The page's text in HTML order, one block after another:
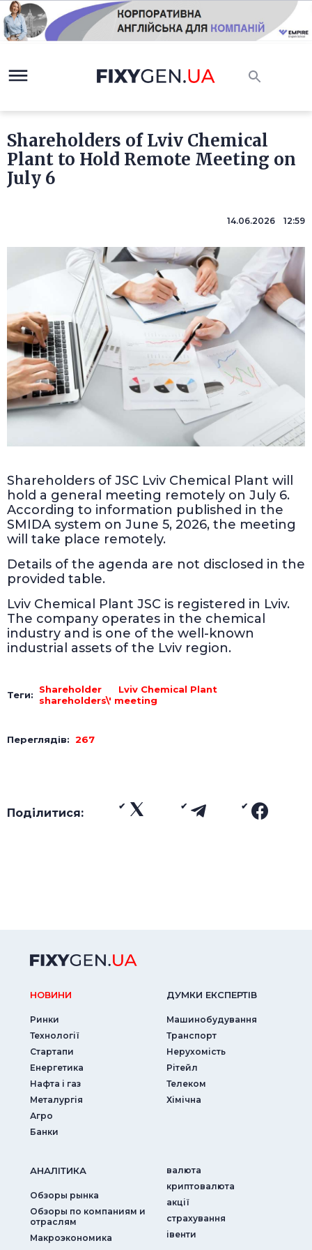
Shareholders of Lviv Chemical
Plant to Hold Remote Meeting on
July 6
14.06.2026 12:59
Shareholders of JSC Lviv Chemical Plant will
hold a general meeting remotely on July 6.
According to information published in the
SMIDA system on June 5, 2026, the meeting
will take place remotely.
Details of the agenda are not disclosed in the
provided table.
Lviv Chemical Plant JSC is registered in Lviv.
The company operates in the chemical
industry and is one of the well-known
industrial assets of the Lviv region.
Теги: Shareholder
Lviv Chemical Plant
shareholders\' meeting
Переглядів: 267
Поділитися:
НОВИНИ
Ринки
Технології
Стартапи
Енергетика
Нафта і газ
Металургія
Агро
Банки
ДУМКИ ЕКСПЕРТIВ
Машинобудування
Транспорт
Нерухомість
Рітейл
Телеком
Хімічна
АНАЛIТИКА
Обзоры рынка
Обзоры по компаниям и
отраслям
Макроэкономика
валюта
криптовалюта
акції
страхування
iвенти